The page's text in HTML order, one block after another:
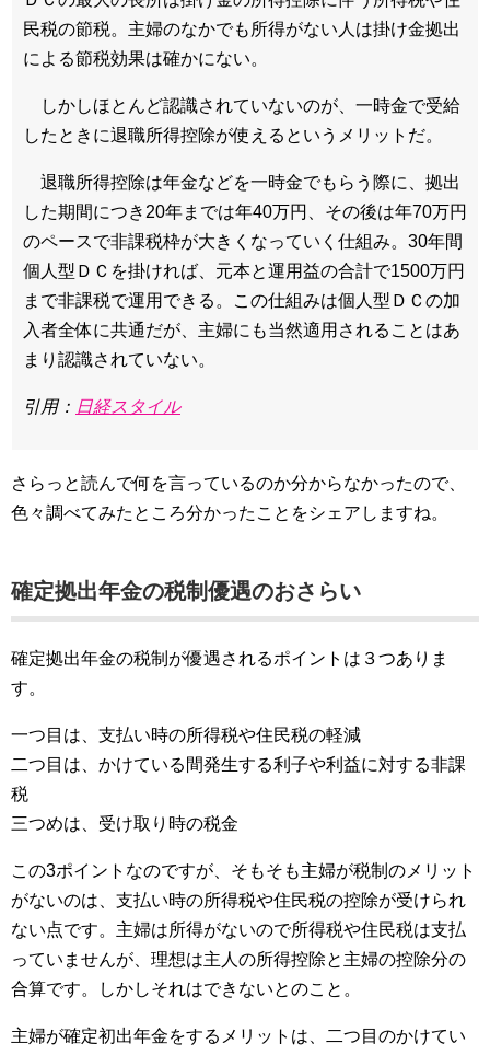
民税の節税。主婦のなかでも所得がない人は掛け金拠出
による節税効果は確かにない。
しかしほとんど認識されていないのが、一時金で受給
したときに退職所得控除が使えるというメリットだ。
退職所得控除は年金などを一時金でもらう際に、拠出
した期間につき20年までは年40万円、その後は年70万円
のペースで非課税枠が大きくなっていく仕組み。30年間
個人型ＤＣを掛ければ、元本と運用益の合計で1500万円
まで非課税で運用できる。この仕組みは個人型ＤＣの加
入者全体に共通だが、主婦にも当然適用されることはあ
まり認識されていない。
引用： 日経スタイル
さらっと読んで何を言っているのか分からなかったので、
色々調べてみたところ分かったことをシェアしますね。
確定拠出年金の税制優遇のおさらい
確定拠出年金の税制が優遇されるポイントは３つありま
す。
一つ目は、支払い時の所得税や住民税の軽減
二つ目は、かけている間発生する利子や利益に対する非課
税
三つめは、受け取り時の税金
この3ポイントなのですが、そもそも主婦が税制のメリット
がないのは、支払い時の所得税や住民税の控除が受けられ
ない点です。主婦は所得がないので所得税や住民税は支払
っていませんが、理想は主人の所得控除と主婦の控除分の
合算です。しかしそれはできないとのこと。
主婦が確定初出年金をするメリットは、二つ目のかけてい